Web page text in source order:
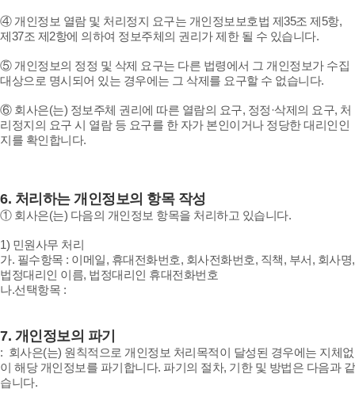
④ 개인정보 열람 및 처리정지 요구는 개인정보보호법 제35조 제5항,
제37조 제2항에 의하여 정보주체의 권리가 제한 될 수 있습니다.
⑤ 개인정보의 정정 및 삭제 요구는 다른 법령에서 그 개인정보가 수집
대상으로 명시되어 있는 경우에는 그 삭제를 요구할 수 없습니다.
⑥ 회사은(는) 정보주체 권리에 따른 열람의 요구, 정정·삭제의 요구, 처
리정지의 요구 시 열람 등 요구를 한 자가 본인이거나 정당한 대리인인
지를 확인합니다.
6. 처리하는 개인정보의 항목 작성
① 회사은(는) 다음의 개인정보 항목을 처리하고 있습니다.
1) 민원사무 처리
가. 필수항목 : 이메일, 휴대전화번호, 회사전화번호, 직책, 부서, 회사명,
법정대리인 이름, 법정대리인 휴대전화번호
나.선택항목 :
7. 개인정보의 파기
: 회사은(는) 원칙적으로 개인정보 처리목적이 달성된 경우에는 지체없
이 해당 개인정보를 파기합니다. 파기의 절차, 기한 및 방법은 다음과 같
습니다.